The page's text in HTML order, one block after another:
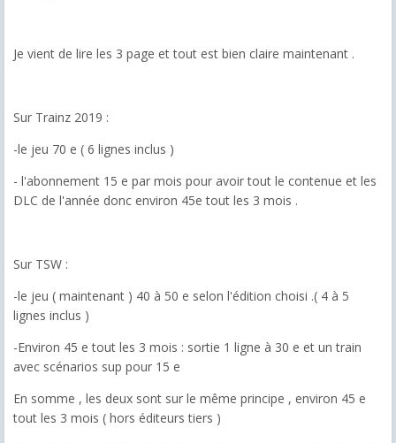
Je vient de lire les 3 page et tout est bien claire maintenant .
Sur Trainz 2019 :
-le jeu 70 e ( 6 lignes inclus )
- l'abonnement 15 e par mois pour avoir tout le contenue et les
DLC de l'année donc environ 45e tout les 3 mois .
Sur TSW :
-le jeu ( maintenant ) 40 à 50 e selon l'édition choisi .( 4 à 5
lignes inclus )
-Environ 45 e tout les 3 mois : sortie 1 ligne à 30 e et un train
avec scénarios sup pour 15 e
En somme , les deux sont sur le même principe , environ 45 e
tout les 3 mois ( hors éditeurs tiers )